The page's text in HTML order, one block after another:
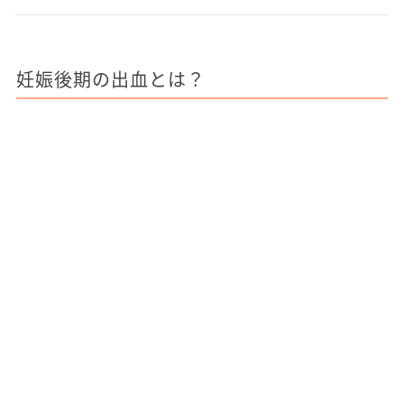
妊娠後期の出血とは？